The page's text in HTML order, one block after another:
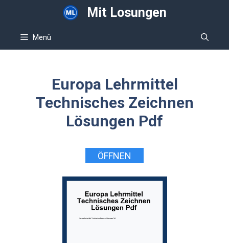
Mit Losungen
Menü
Europa Lehrmittel
Technisches Zeichnen
Lösungen Pdf
ÖFFNEN